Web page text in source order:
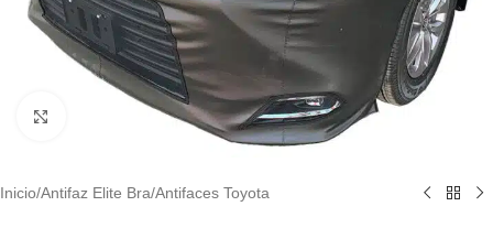
Clic para ampliar
Inicio/Antifaz Elite Bra/Antifaces Toyota